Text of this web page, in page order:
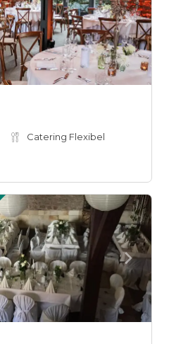
Catering Flexibel